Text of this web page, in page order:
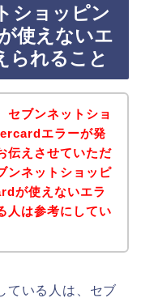
ショッピン
使えないエ
られること
セブンネットショ
エラーが発
伝えさせていただ
ンネットショッピ
が使えないエラ
人は参考にしてい
ている人は、セブ